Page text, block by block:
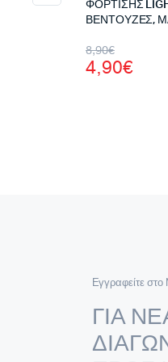
ΦΟΡΤΙΣΗΣ
ΒΕΝΤΟΥΖΕΣ,
8,90€
Original
price
4,90€
Η
τρέχουσα
Εγγραφείτε
ΓΙΑ